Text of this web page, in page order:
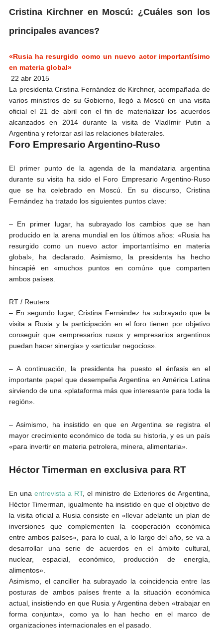
Cristina Kirchner en Moscú: ¿Cuáles son los
principales avances?
«Rusia ha resurgido como un nuevo actor importantísimo
en materia global»
22 abr 2015
La presidenta Cristina Fernández de Kirchner, acompañada de
varios ministros de su Gobierno, llegó a Moscú en una visita
oficial el 21 de abril con el fin de materializar los acuerdos
alcanzados en 2014 durante la visita de Vladímir Putin a
Argentina y reforzar así las relaciones bilaterales.
Foro Empresario Argentino-Ruso
El primer punto de la agenda de la mandataria argentina
durante su visita ha sido el Foro Empresario Argentino-Ruso
que se ha celebrado en Moscú. En su discurso, Cristina
Fernández ha tratado los siguientes puntos clave:
– En primer lugar, ha subrayado los cambios que se han
producido en la arena mundial en los últimos años: «Rusia ha
resurgido como un nuevo actor importantísimo en materia
global», ha declarado. Asimismo, la presidenta ha hecho
hincapié en «muchos puntos en común» que comparten
ambos países.
RT / Reuters
– En segundo lugar, Cristina Fernández ha subrayado que la
visita a Rusia y la participación en el foro tienen por objetivo
conseguir que «empresarios rusos y empresarios argentinos
puedan hacer sinergia» y «articular negocios».
– A continuación, la presidenta ha puesto el énfasis en el
importante papel que desempeña Argentina en América Latina
sirviendo de una «plataforma más que interesante para toda la
región».
– Asimismo, ha insistido en que en Argentina se registra el
mayor crecimiento económico de toda su historia, y es un país
«para invertir en materia petrolera, minera, alimentaria».
Héctor Timerman en exclusiva para RT
En unaentrevista a RT, el ministro de Exteriores de Argentina,
Héctor Timerman, igualmente ha insistido en que el objetivo de
la visita oficial a Rusia consiste en «llevar adelante un plan de
inversiones que complementen la cooperación económica
entre ambos países», para lo cual, a lo largo del año, se va a
desarrollar una serie de acuerdos en el ámbito cultural,
nuclear, espacial, económico, producción de energía,
alimentos».
Asimismo, el canciller ha subrayado la coincidencia entre las
posturas de ambos países frente a la situación económica
actual, insistiendo en que Rusia y Argentina deben «trabajar en
forma conjunta», como ya lo han hecho en el marco de
organizaciones internacionales en el pasado.